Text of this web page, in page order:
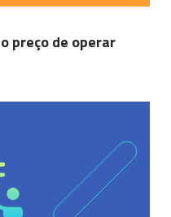
preço de operar